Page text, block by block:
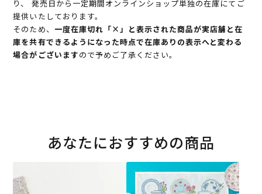
り、 発売日から一定期間オンラインショップ単独の在庫にてご
提供いたしております。
そのため、 一度在庫切れ「×」と表示された商品が実店舗と在
庫を共有できるようになった時点で在庫ありの表示へと変わる
場合がございますので予めご了承ください。
あなたにおすすめの商品